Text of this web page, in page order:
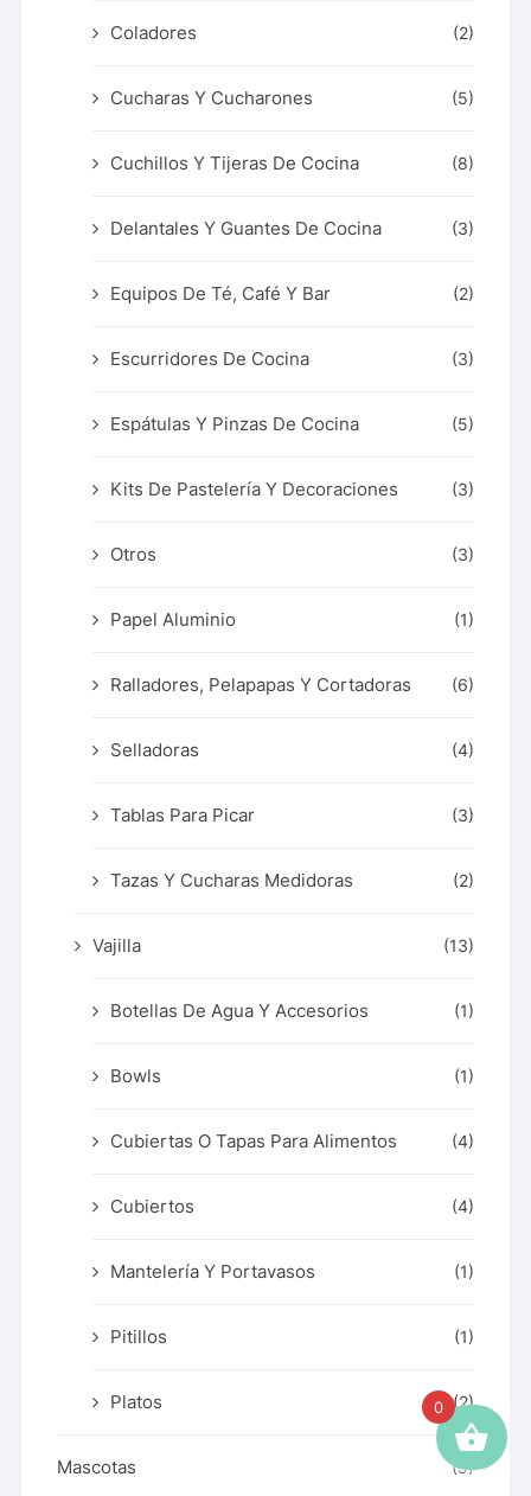
Coladores (2)
Cucharas Y Cucharones (5)
Cuchillos Y Tijeras De Cocina (8)
Delantales Y Guantes De Cocina (3)
Equipos De Té, Café Y Bar (2)
Escurridores De Cocina (3)
Espátulas Y Pinzas De Cocina (5)
Kits De Pastelería Y Decoraciones (3)
Otros (3)
Papel Aluminio (1)
Ralladores, Pelapapas Y Cortadoras (6)
Selladoras (4)
Tablas Para Picar (3)
Tazas Y Cucharas Medidoras (2)
Vajilla (13)
Botellas De Agua Y Accesorios (1)
Bowls (1)
Cubiertas O Tapas Para Alimentos (4)
Cubiertos (4)
Mantelería Y Portavasos (1)
Pitillos (1)
Platos (2)
Mascotas (9)
0